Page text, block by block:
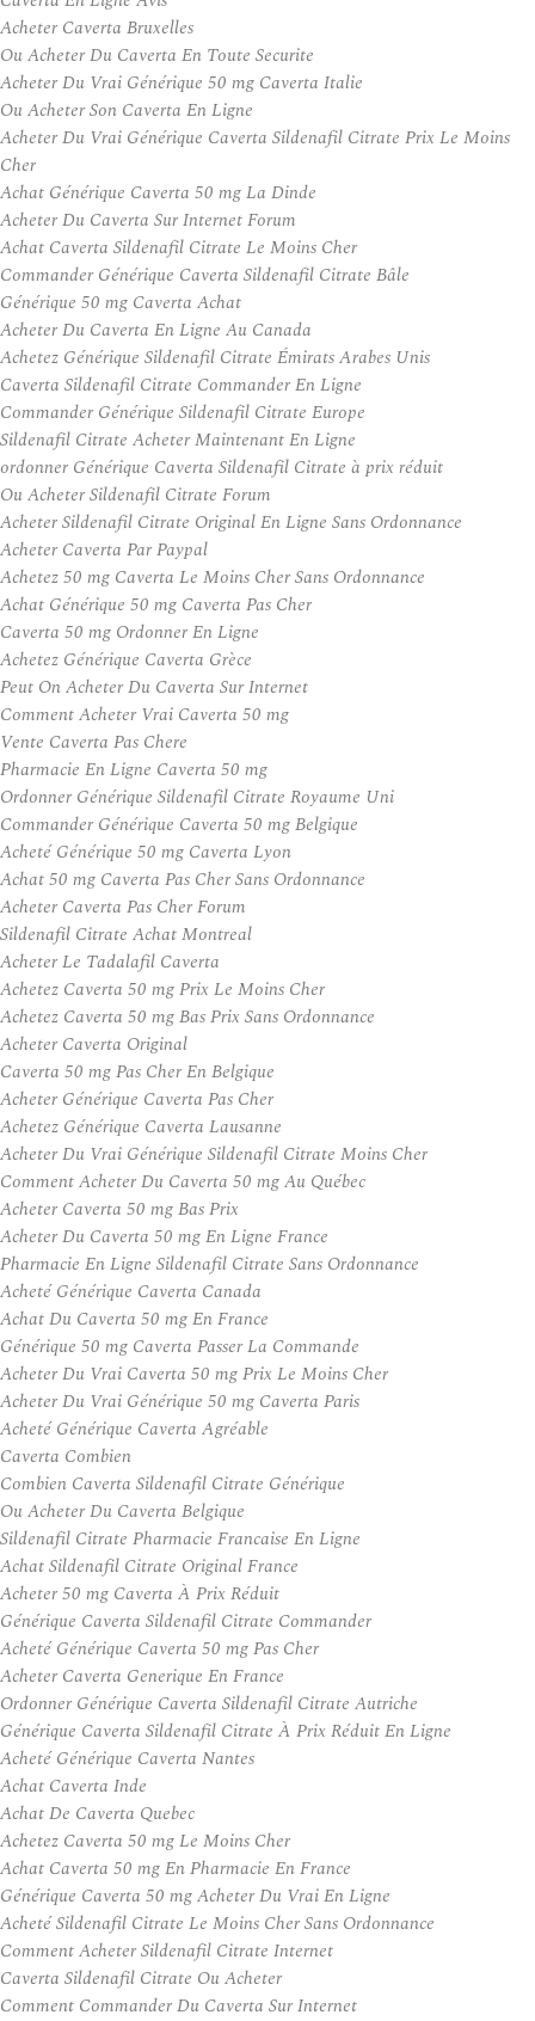
Acheter Caverta Bruxelles
Ou Acheter Du Caverta En Toute Securite
Acheter Du Vrai Générique 50 mg Caverta Italie
Ou Acheter Son Caverta En Ligne
Acheter Du Vrai Générique Caverta Sildenafil Citrate Prix Le Moins
Cher
Achat Générique Caverta 50 mg La Dinde
Acheter Du Caverta Sur Internet Forum
Achat Caverta Sildenafil Citrate Le Moins Cher
Commander Générique Caverta Sildenafil Citrate Bâle
Générique 50 mg Caverta Achat
Acheter Du Caverta En Ligne Au Canada
Achetez Générique Sildenafil Citrate Émirats Arabes Unis
Caverta Sildenafil Citrate Commander En Ligne
Commander Générique Sildenafil Citrate Europe
Sildenafil Citrate Acheter Maintenant En Ligne
ordonner Générique Caverta Sildenafil Citrate à prix réduit
Ou Acheter Sildenafil Citrate Forum
Acheter Sildenafil Citrate Original En Ligne Sans Ordonnance
Acheter Caverta Par Paypal
Achetez 50 mg Caverta Le Moins Cher Sans Ordonnance
Achat Générique 50 mg Caverta Pas Cher
Caverta 50 mg Ordonner En Ligne
Achetez Générique Caverta Grèce
Peut On Acheter Du Caverta Sur Internet
Comment Acheter Vrai Caverta 50 mg
Vente Caverta Pas Chere
Pharmacie En Ligne Caverta 50 mg
Ordonner Générique Sildenafil Citrate Royaume Uni
Commander Générique Caverta 50 mg Belgique
Acheté Générique 50 mg Caverta Lyon
Achat 50 mg Caverta Pas Cher Sans Ordonnance
Acheter Caverta Pas Cher Forum
Sildenafil Citrate Achat Montreal
Acheter Le Tadalafil Caverta
Achetez Caverta 50 mg Prix Le Moins Cher
Achetez Caverta 50 mg Bas Prix Sans Ordonnance
Acheter Caverta Original
Caverta 50 mg Pas Cher En Belgique
Acheter Générique Caverta Pas Cher
Achetez Générique Caverta Lausanne
Acheter Du Vrai Générique Sildenafil Citrate Moins Cher
Comment Acheter Du Caverta 50 mg Au Québec
Acheter Caverta 50 mg Bas Prix
Acheter Du Caverta 50 mg En Ligne France
Pharmacie En Ligne Sildenafil Citrate Sans Ordonnance
Acheté Générique Caverta Canada
Achat Du Caverta 50 mg En France
Générique 50 mg Caverta Passer La Commande
Acheter Du Vrai Caverta 50 mg Prix Le Moins Cher
Acheter Du Vrai Générique 50 mg Caverta Paris
Acheté Générique Caverta Agréable
Caverta Combien
Combien Caverta Sildenafil Citrate Générique
Ou Acheter Du Caverta Belgique
Sildenafil Citrate Pharmacie Francaise En Ligne
Achat Sildenafil Citrate Original France
Acheter 50 mg Caverta À Prix Réduit
Générique Caverta Sildenafil Citrate Commander
Acheté Générique Caverta 50 mg Pas Cher
Acheter Caverta Generique En France
Ordonner Générique Caverta Sildenafil Citrate Autriche
Générique Caverta Sildenafil Citrate À Prix Réduit En Ligne
Acheté Générique Caverta Nantes
Achat Caverta Inde
Achat De Caverta Quebec
Achetez Caverta 50 mg Le Moins Cher
Achat Caverta 50 mg En Pharmacie En France
Générique Caverta 50 mg Acheter Du Vrai En Ligne
Acheté Sildenafil Citrate Le Moins Cher Sans Ordonnance
Comment Acheter Sildenafil Citrate Internet
Caverta Sildenafil Citrate Ou Acheter
Comment Commander Du Caverta Sur Internet